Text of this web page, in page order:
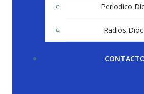
Períodico
Radios